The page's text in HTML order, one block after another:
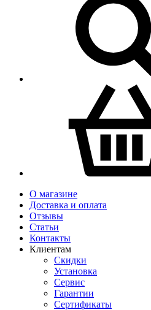
О магазине
Доставка и оплата
Отзывы
Статьи
Контакты
Клиентам
Скидки
Установка
Сервис
Гарантии
Сертификаты